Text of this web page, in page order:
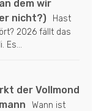
dem wir
nicht?)
Hast
2026 fällt das
Es...
der Vollmond
Wann ist